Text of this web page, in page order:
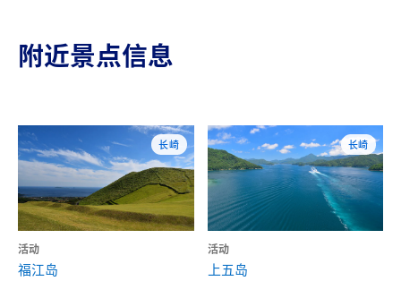
附近景点信息
长崎
活动
福江岛
长崎
活动
上五岛